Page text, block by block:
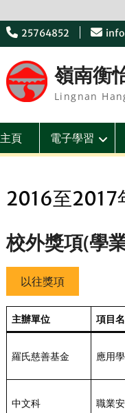
Skip
25764852
嶺南衡
Lingnan
主頁 電子學習
2016至2017
校外獎項(學
以往獎項
主辦單位 項目
羅氏慈善基金 應用
中文科 職業